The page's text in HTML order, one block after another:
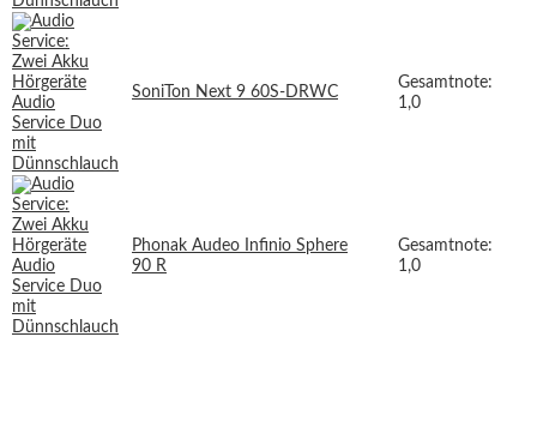
SoniTon Next 9 60S-DRWC
Gesamtnote:
1,0
Phonak Audeo Infinio Sphere
90 R
Gesamtnote:
1,0